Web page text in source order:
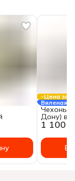
-Цена за
Вяленая
1 100 ₽
Чехонь
Дону)
~Цена
В